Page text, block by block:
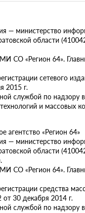
— министерство
области
СО «Регион 64».
сетевого
2015 г.
службой по надзору
и массовых
«Регион 64»
— министерство
области
СО «Регион 64».
средства
30 декабря 2014 г.
службой по надзору